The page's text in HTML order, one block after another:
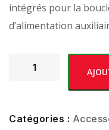
intégrés pour la
d’alimentation
Catégories :